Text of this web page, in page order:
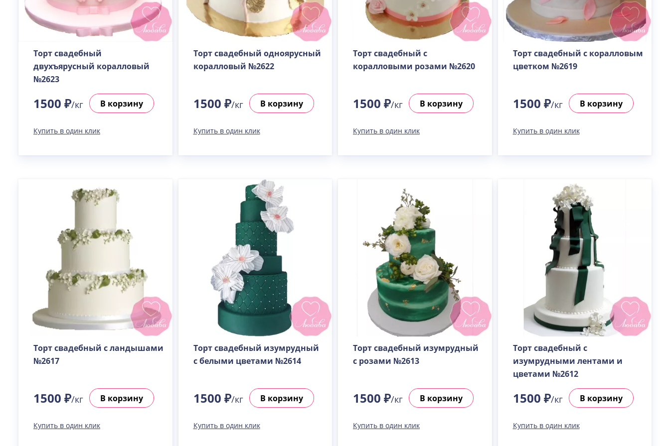
Пралине
Узнать подробнее о начинке
Сметанная
Тирамису
Узнать подробнее о начинке
Узнать подробнее о начинке
Торт свадебный
двухъярусный коралловый
№2623
1500 ₽/кг В корзину
Купить в один клик
Торт свадебный одноярусный
коралловый №2622
1500 ₽/кг В корзину
Купить в один клик
Торт свадебный с
коралловыми розами №2620
1500 ₽/кг В корзину
Купить в один клик
Торт свадебный с коралловым
цветком №2619
1500 ₽/кг В корзину
Купить в один клик
Торт свадебный с ландышами
№2617
1500 ₽/кг В корзину
Купить в один клик
Торт свадебный изумрудный
с белыми цветами №2614
1500 ₽/кг В корзину
Купить в один клик
Торт свадебный изумрудный
с розами №2613
1500 ₽/кг В корзину
Купить в один клик
Торт свадебный с
изумрудными лентами и
цветами №2612
1500 ₽/кг В корзину
Купить в один клик